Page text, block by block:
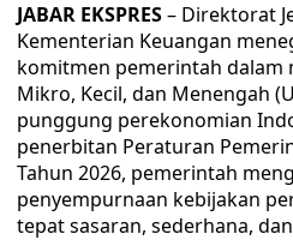
JABAR EKSPRES– Direktorat
Kementerian Keuangan
komitmen pemerintah dalam
Mikro, Kecil, dan Menengah
punggung perekonomian
penerbitan Peraturan
Tahun 2026, pemerintah
penyempurnaan kebijakan
tepat sasaran, sederhana,